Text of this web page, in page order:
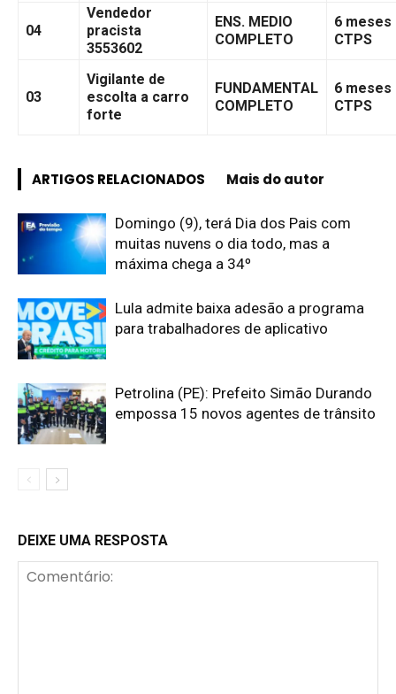
04
Vendedor
pracista
3553602
ENS. MEDIO
COMPLETO
6 meses
CTPS
03
Vigilante de
escolta a carro
forte
FUNDAMENTAL
COMPLETO
6 meses
CTPS
ARTIGOS RELACIONADOS Mais do autor
Domingo (9), terá Dia dos Pais com
muitas nuvens o dia todo, mas a
máxima chega a 34º
Lula admite baixa adesão a programa
para trabalhadores de aplicativo
Petrolina (PE): Prefeito Simão Durando
empossa 15 novos agentes de trânsito
DEIXE UMA RESPOSTA